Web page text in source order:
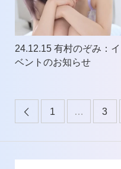
24.12.15 有村のぞみ：イ
ベントのお知らせ
 1 … 3